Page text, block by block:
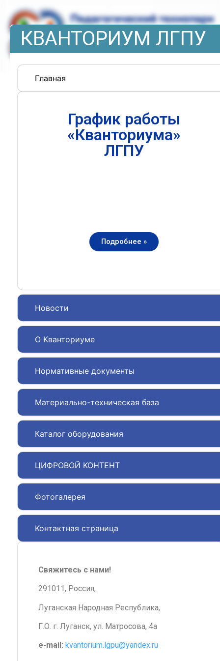
КВАНТОРИУМ ЛГПУ
Главная
Новости
О Кванториуме
Нормативные документы
Материально-техническая база
Каталог оборудования
ЦИФРОВОЙ КОНТЕНТ
Фотогалерея
Контактная страница
График работы
«Кванториума»
ЛГПУ
Подробнее »
Свяжитесь с нами!
291011, Россия,
Луганская Народная Республика,
Г.О. г. Луганск, ул. Матросова, 4а
e-mail: kvantorium.lgpu@yandex.ru